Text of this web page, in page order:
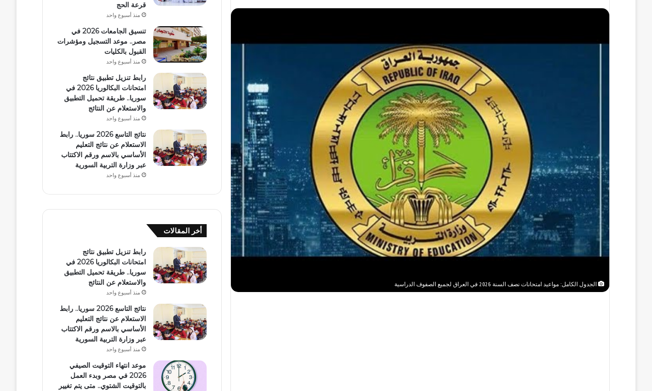
الجدول الكامل: مواعيد امتحانات نصف السنة 2026 في العراق لجميع الصفوف الدراسية
قرعة الحج
منذ أسبوع واحد
تنسيق الجامعات 2026 في
مصر.. موعد التسجيل ومؤشرات
القبول بالكليات
منذ أسبوع واحد
رابط تنزيل تطبيق نتائج
امتحانات البكالوريا 2026 في
سوريا.. طريقة تحميل التطبيق
والاستعلام عن النتائج
منذ أسبوع واحد
نتائج التاسع 2026 سوريا.. رابط
الاستعلام عن نتائج التعليم
الأساسي بالاسم ورقم الاكتتاب
عبر وزارة التربية السورية
منذ أسبوع واحد
أخر المقالات
رابط تنزيل تطبيق نتائج
امتحانات البكالوريا 2026 في
سوريا.. طريقة تحميل التطبيق
والاستعلام عن النتائج
منذ أسبوع واحد
نتائج التاسع 2026 سوريا.. رابط
الاستعلام عن نتائج التعليم
الأساسي بالاسم ورقم الاكتتاب
عبر وزارة التربية السورية
منذ أسبوع واحد
موعد انتهاء التوقيت الصيفي
2026 في مصر وبدء العمل
بالتوقيت الشتوي.. متى يتم تغيير